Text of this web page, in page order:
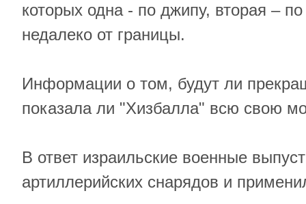
которых одна - по джипу, вторая –
недалеко от границы.
Информации о том, будут ли
показала ли "Хизбалла" всю свою
В ответ израильские военные
артиллерийских снарядов и